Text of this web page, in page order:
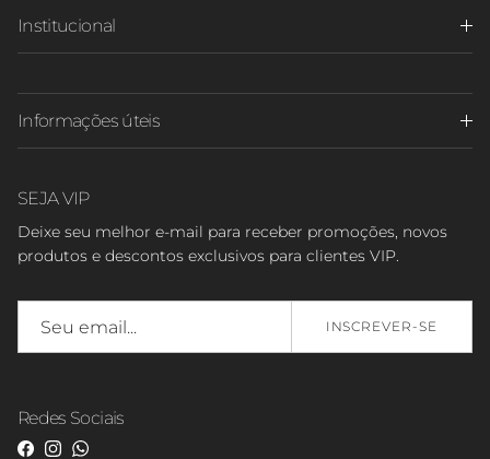
Institucional
Informações úteis
SEJA VIP
Deixe seu melhor e-mail para receber promoções, novos
produtos e descontos exclusivos para clientes VIP.
INSCREVER-SE
Redes Sociais
Facebook
Instagram
WhatsApp